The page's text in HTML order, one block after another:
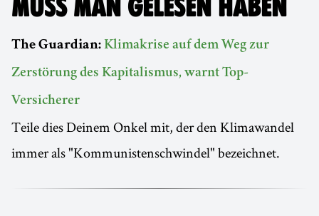
MUSS MAN GELESEN HABEN
The Guardian: Klimakrise auf dem Weg zur
Zerstörung des Kapitalismus, warnt Top-
Versicherer
Teile dies Deinem Onkel mit, der den Klimawandel
immer als "Kommunistenschwindel" bezeichnet.